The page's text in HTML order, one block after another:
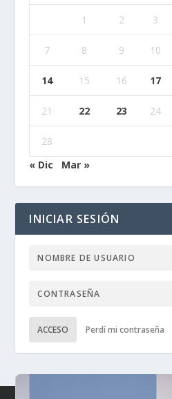
1 2 3
7 8 9 10
14 15 16 17
21 22 23 24
28
« Dic
Mar »
INICIAR SESIÓN
ACCESO Perdí mi contraseña